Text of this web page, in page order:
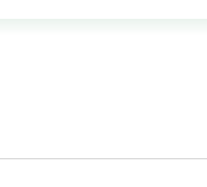
つながる光合成を抑制。一